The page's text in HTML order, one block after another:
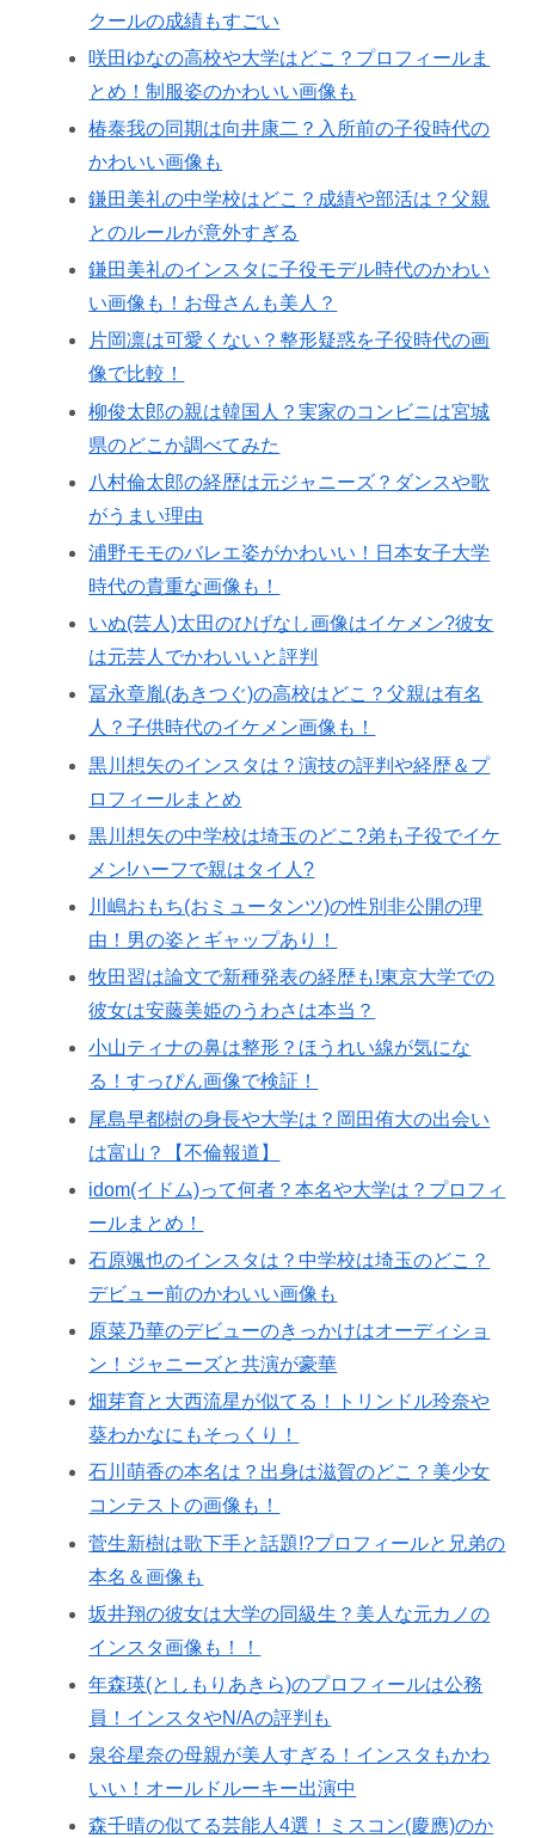
クールの成績もすごい
咲田ゆなの高校や大学はどこ？プロフィールま
とめ！制服姿のかわいい画像も
椿泰我の同期は向井康二？入所前の子役時代の
かわいい画像も
鎌田美礼の中学校はどこ？成績や部活は？父親
とのルールが意外すぎる
鎌田美礼のインスタに子役モデル時代のかわい
い画像も！お母さんも美人？
片岡凛は可愛くない？整形疑惑を子役時代の画
像で比較！
柳俊太郎の親は韓国人？実家のコンビニは宮城
県のどこか調べてみた
八村倫太郎の経歴は元ジャニーズ？ダンスや歌
がうまい理由
浦野モモのバレエ姿がかわいい！日本女子大学
時代の貴重な画像も！
いぬ(芸人)太田のひげなし画像はイケメン?彼女
は元芸人でかわいいと評判
冨永章胤(あきつぐ)の高校はどこ？父親は有名
人？子供時代のイケメン画像も！
黒川想矢のインスタは？演技の評判や経歴＆プ
ロフィールまとめ
黒川想矢の中学校は埼玉のどこ?弟も子役でイケ
メン!ハーフで親はタイ人?
川嶋おもち(おミュータンツ)の性別非公開の理
由！男の姿とギャップあり！
牧田習は論文で新種発表の経歴も!東京大学での
彼女は安藤美姫のうわさは本当？
小山ティナの鼻は整形？ほうれい線が気にな
る！すっぴん画像で検証！
尾島早都樹の身長や大学は？岡田侑大の出会い
は富山？【不倫報道】
idom(イドム)って何者？本名や大学は？プロフィ
ールまとめ！
石原颯也のインスタは？中学校は埼玉のどこ？
デビュー前のかわいい画像も
原菜乃華のデビューのきっかけはオーディショ
ン！ジャニーズと共演が豪華
畑芽育と大西流星が似てる！トリンドル玲奈や
葵わかなにもそっくり！
石川萌香の本名は？出身は滋賀のどこ？美少女
コンテストの画像も！
菅生新樹は歌下手と話題!?プロフィールと兄弟の
本名＆画像も
坂井翔の彼女は大学の同級生？美人な元カノの
インスタ画像も！！
年森瑛(としもりあきら)のプロフィールは公務
員！インスタやN/Aの評判も
泉谷星奈の母親が美人すぎる！インスタもかわ
いい！オールドルーキー出演中
森千晴の似てる芸能人4選！ミスコン(慶應)のか